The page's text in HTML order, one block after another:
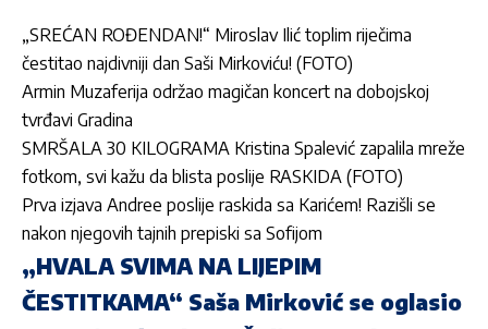
„SREĆAN ROĐENDAN!“ Miroslav Ilić toplim riječima
čestitao najdivniji dan Saši Mirkoviću! (FOTO)
Armin Muzaferija održao magičan koncert na dobojskoj
tvrđavi Gradina
SMRŠALA 30 KILOGRAMA Kristina Spalević zapalila mreže
fotkom, svi kažu da blista poslije RASKIDA (FOTO)
Prva izjava Andree poslije raskida sa Karićem! Razišli se
nakon njegovih tajnih prepiski sa Sofijom
„HVALA SVIMA NA LIJEPIM
ČESTITKAMA“ Saša Mirković se oglasio